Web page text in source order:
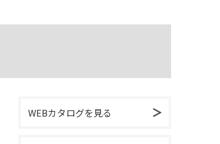
WEBカタログを見る